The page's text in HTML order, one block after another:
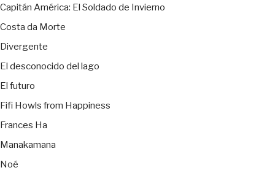
Capitán América: El Soldado de Invierno
Costa da Morte
Divergente
El desconocido del lago
El futuro
Fifi Howls from Happiness
Frances Ha
Manakamana
Noé